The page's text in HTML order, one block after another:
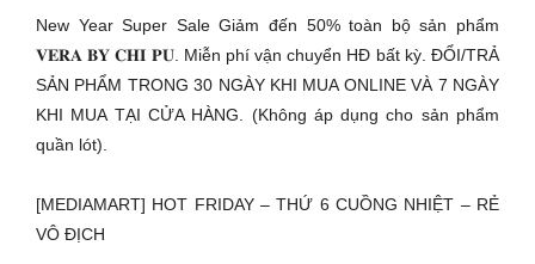
New Year Super Sale Giảm đến 50% toàn bộ sản phẩm
𝐕𝐄𝐑𝐀 𝐁𝐘 𝐂𝐇𝐈 𝐏𝐔. Miễn phí vận chuyển HĐ bất kỳ. ĐỔI/TRẢ
SẢN PHẨM TRONG 30 NGÀY KHI MUA ONLINE VÀ 7 NGÀY
KHI MUA TẠI CỬA HÀNG. (Không áp dụng cho sản phẩm
quần lót).
[MEDIAMART] HOT FRIDAY – THỨ 6 CUỒNG NHIỆT – RẺ
VÔ ĐỊCH